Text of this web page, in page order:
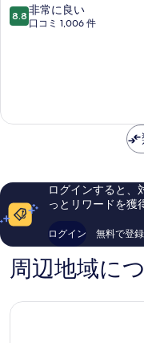
ー
ツ
チ
イ
雄
市
10
段
良
ミ
件
件
コ
ミ
8.8 非常に良い
口コミ 1,006 件
ログインすると、
っとリワードを獲
ログイン 無料で登録
周辺地域に